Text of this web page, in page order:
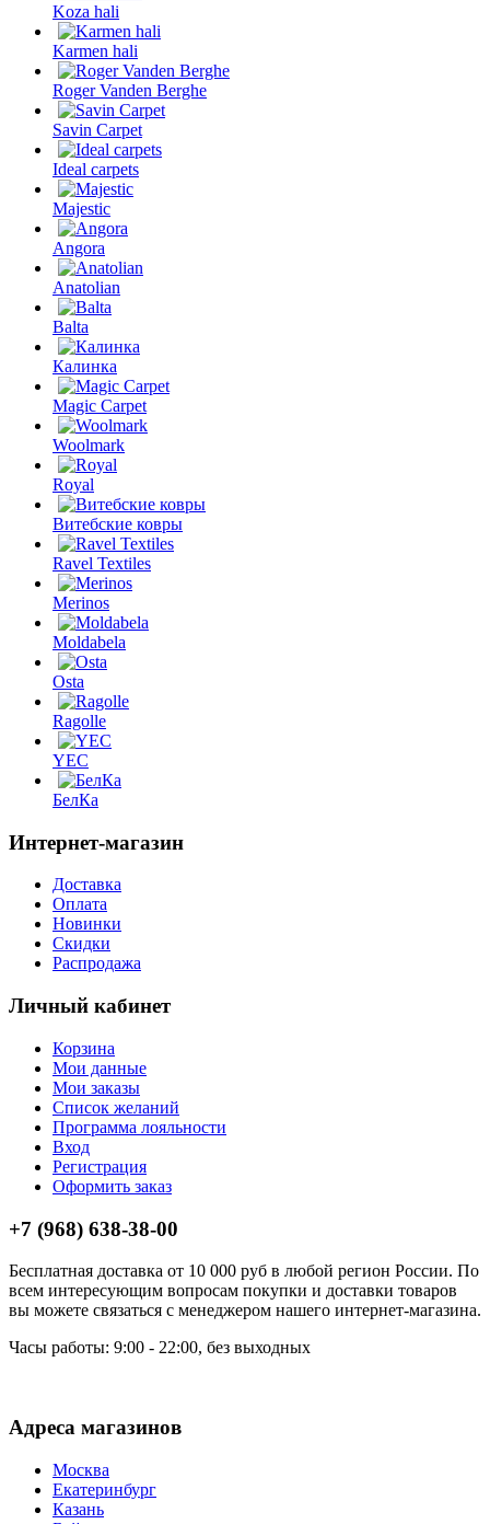
Koza hali
Karmen hali
Roger Vanden Berghe
Savin Carpet
Ideal carpets
Majestic
Angora
Anatolian
Balta
Калинка
Magic Carpet
Woolmark
Royal
Витебские ковры
Ravel Textiles
Merinos
Moldabela
Osta
Ragolle
YEC
БелКа
Интернет-магазин
Доставка
Оплата
Новинки
Скидки
Распродажа
Личный кабинет
Корзина
Мои данные
Мои заказы
Список желаний
Программа лояльности
Вход
Регистрация
Оформить заказ
+7 (968) 638-38-00
Бесплатная доставка от 10 000 руб в любой регион России. По
всем интересующим вопросам покупки и доставки товаров
вы можете связаться с менеджером нашего интернет-магазина.
Часы работы: 9:00 - 22:00, без выходных
Адреса магазинов
Москва
Екатеринбург
Казань